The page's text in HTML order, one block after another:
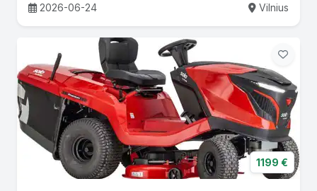
2026-06-24 Vilnius
1199 €